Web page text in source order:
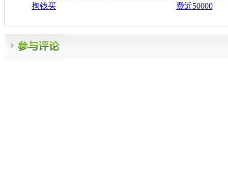
掏钱买
费近50000